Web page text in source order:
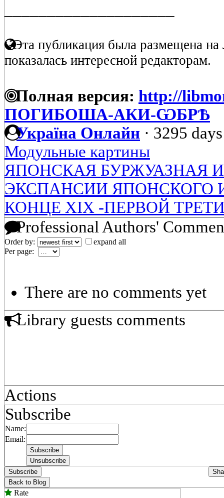
Эта публикация была размещена на
показалась интересной редакторам.
Полная версия: http://
ПОГИБОША-АКИ-ѠБРѢ
Україна Онлайн · 3295
Модульные картины
ЯПОНСКАЯ БУРЖУАЗНАЯ
ЭКСПАНСИИ ЯПОНСКОГО
КОНЦЕ XIX -ПЕРВОЙ
Professional Authors'
Order by:
expand all
Per page:
There are no comments yet
Library guests comments
Actions
Subscribe
Name:
Email:
Subscribe
Back to Blog
Rate